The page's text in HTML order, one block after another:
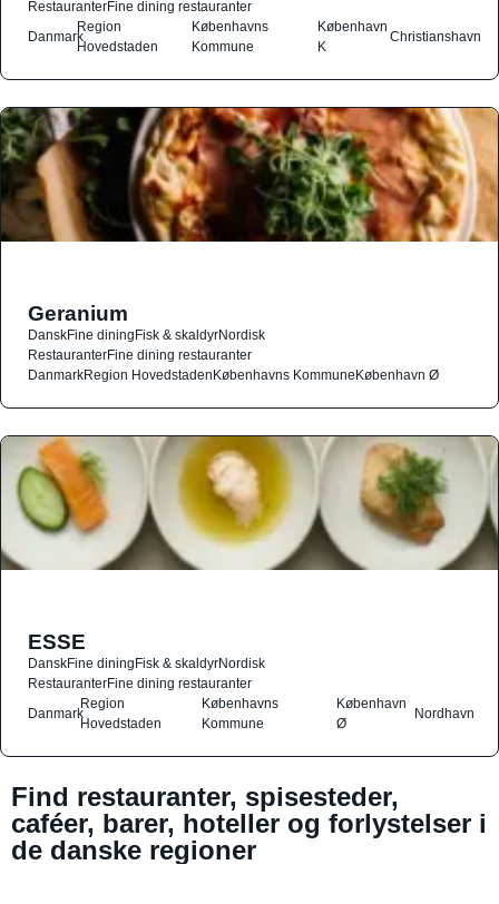
RestauranterFine dining restauranter
Danmark
Region
Hovedstaden
Københavns
Kommune
København
K
Christianshavn
Geranium
DanskFine diningFisk & skaldyrNordisk
RestauranterFine dining restauranter
DanmarkRegion HovedstadenKøbenhavns KommuneKøbenhavn Ø
ESSE
DanskFine diningFisk & skaldyrNordisk
RestauranterFine dining restauranter
Danmark
Region
Hovedstaden
Københavns
Kommune
København
Ø
Nordhavn
Find restauranter, spisesteder,
caféer, barer, hoteller og forlystelser i
de danske regioner